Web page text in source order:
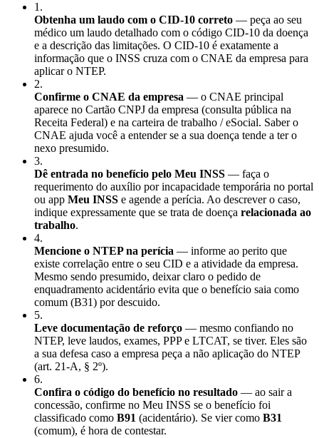
1 .
Obtenha um laudo com o CID-10 correto — peça ao seu
médico um laudo detalhado com o código CID-10 da doença
e a descrição das limitações. O CID-10 é exatamente a
informação que o INSS cruza com o CNAE da empresa para
aplicar o NTEP.
2.
Confirme o CNAE da empresa — o CNAE principal
aparece no Cartão CNPJ da empresa (consulta pública na
Receita Federal) e na carteira de trabalho / eSocial. Saber o
CNAE ajuda você a entender se a sua doença tende a ter o
nexo presumido.
3.
Dê entrada no benefício pelo Meu INSS — faça o
requerimento do auxílio por incapacidade temporária no portal
ou app Meu INSS e agende a perícia. Ao descrever o caso,
indique expressamente que se trata de doença relacionada ao
trabalho.
4.
Mencione o NTEP na perícia — informe ao perito que
existe correlação entre o seu CID e a atividade da empresa.
Mesmo sendo presumido, deixar claro o pedido de
enquadramento acidentário evita que o benefício saia como
comum (B31) por descuido.
5.
Leve documentação de reforço — mesmo confiando no
NTEP, leve laudos, exames, PPP e LTCAT, se tiver. Eles são
a sua defesa caso a empresa peça a não aplicação do NTEP
(art. 21-A, § 2º).
6.
Confira o código do benefício no resultado — ao sair a
concessão, confirme no Meu INSS se o benefício foi
classificado como B91 (acidentário). Se vier como B31
(comum), é hora de contestar.